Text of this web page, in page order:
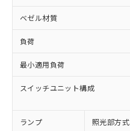
ベゼル材質
負荷
最小適用負荷
スイッチユニット構成
ランプ 照光部方式